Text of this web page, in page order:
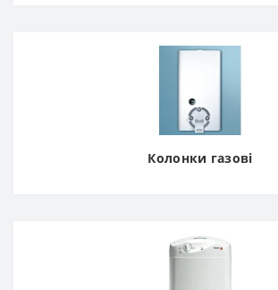
Колонки газові